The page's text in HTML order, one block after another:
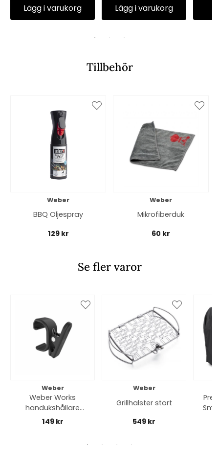
Lägg i varukorg Lägg i varukorg
Tillbehör
Weber
BBQ Oljespray
129 kr
Weber
Mikrofiberduk
60 kr
Se fler varor
Weber
Weber Works
handukshållare
snap On
149 kr
Weber
Grillhalster stort
549 kr